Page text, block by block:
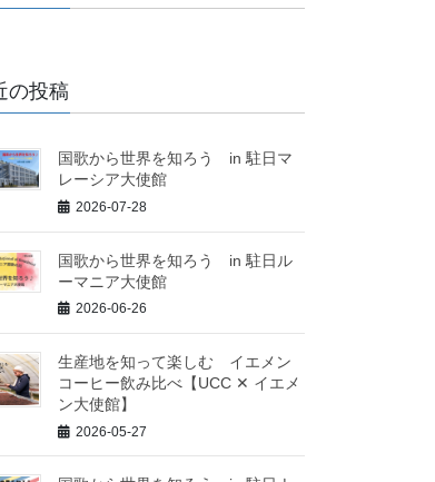
の投稿
国歌から世界を知ろう in 駐日マ
レーシア大使館
2026-07-28
国歌から世界を知ろう in 駐日ル
ーマニア大使館
2026-06-26
生産地を知って楽しむ イエメン
コーヒー飲み比べ【UCC ✕ イエメ
ン大使館】
2026-05-27